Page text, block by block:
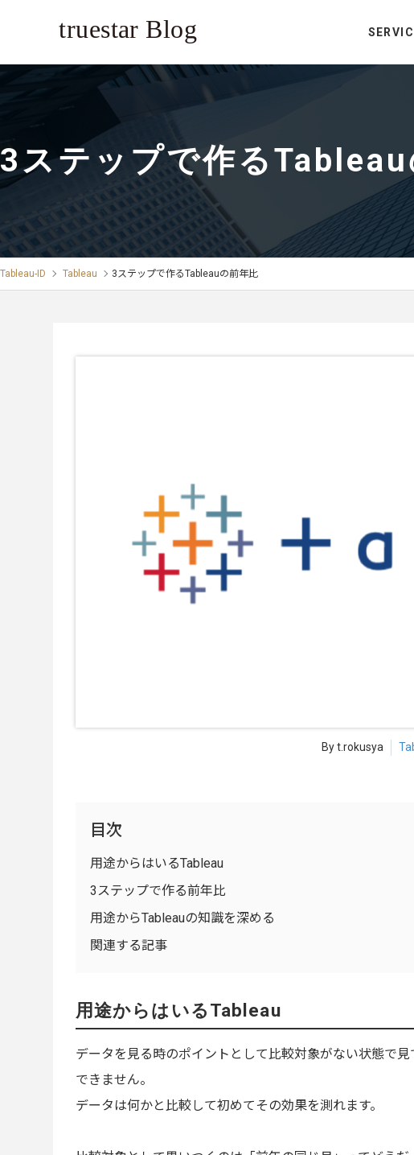
3ステップで作る
Tableau-ID Tableau 3ステップで作るTableauの前年比
By t.rokusya
目次
用途からはいるTableau
3ステップで作る前年比
用途からTableauの知識を深める
関連する記事
用途からはいるTableau
データを見る時のポイントとして比較対象がない状態で
できません。
データは何かと比較して初めてその効果を測れます。